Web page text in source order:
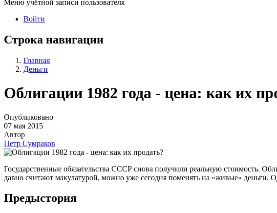
Меню учётной записи пользователя
Войти
Строка навигации
Главная
Деньги
Облигации 1982 года - цена: как их
Опубликовано
07 мая 2015
Автор
Петр Сумраков
Государственные обязательства СССР снова получили реальную стоимость.
давно считают макулатурой, можно уже сегодня поменять на «живые» деньги.
Предыстория